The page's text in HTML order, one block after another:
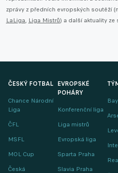
zprávy z předních evropských soutěží
LaLiga, Liga Mistrů) a další aktuality ze
ČESKÝ FOTBAL
Chance Národní
Liga
ČFL
MSFL
MOL Cup
Česká
EVROPSKÉ
POHÁRY
Konferenční liga
Liga mistrů
Evropská liga
Sparta Praha
Slavia Praha